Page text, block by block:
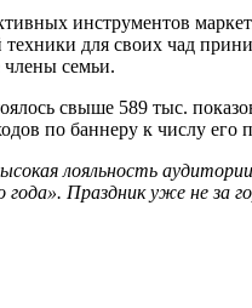
инструментов
для своих чад
семьи.
свыше 589 тыс.
по баннеру к числу его
лояльность
года». Праздник уже не